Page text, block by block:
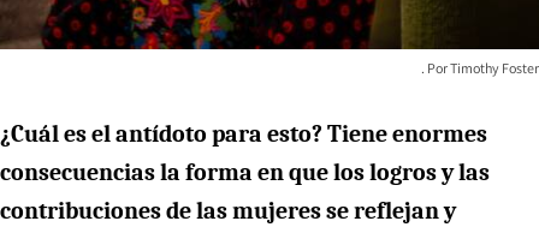
Timothy Foster
¿Cuál es el antídoto para esto? Tiene enormes
consecuencias la forma en que los logros y las
contribuciones de las mujeres se reflejan y